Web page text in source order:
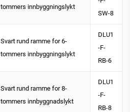
tommers innbyggningslykt
SW-8
Svart rund ramme for 6-
tommers innbyggningslykt
DLU1
-F-
RB-6
Svart rund ramme for 8-
tommers innbyggnadslykt
DLU1
-F-
RB-8